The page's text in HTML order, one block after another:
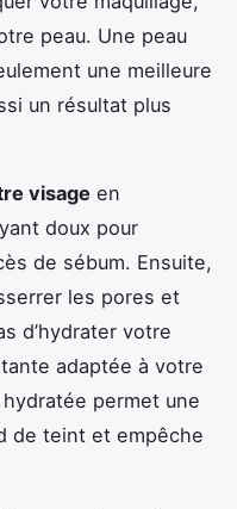
peau. Une peau
une meilleure
un résultat plus
visage en
doux pour
de sébum. Ensuite,
les pores et
d’hydrater votre
adaptée à votre
permet une
de teint et empêche